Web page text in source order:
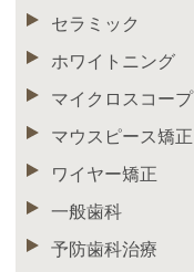
セラミック
ホワイトニング
マイクロスコープ
マウスピース矯正
ワイヤー矯正
一般歯科
予防歯科治療